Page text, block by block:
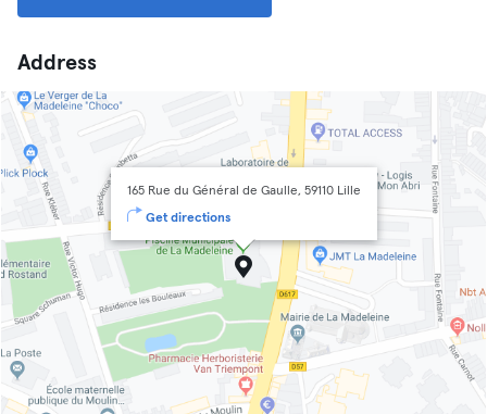
Address
165 Rue du Général de Gaulle, 59110 Lille
Get directions